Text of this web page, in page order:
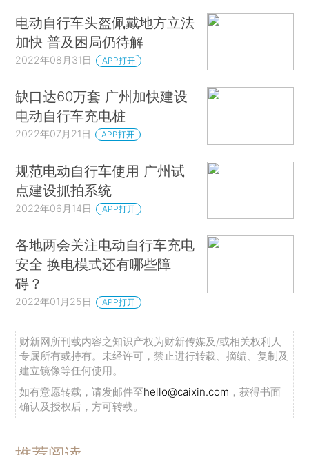
电动自行车头盔佩戴地方立法
加快 普及困局仍待解
2022年08月31日 APP打开
缺口达60万套 广州加快建设
电动自行车充电桩
2022年07月21日 APP打开
规范电动自行车使用 广州试
点建设抓拍系统
2022年06月14日 APP打开
各地两会关注电动自行车充电
安全 换电模式还有哪些障
碍？
2022年01月25日 APP打开
财新网所刊载内容之知识产权为财新传媒及/或相关权利人
专属所有或持有。未经许可，禁止进行转载、摘编、复制及
建立镜像等任何使用。
如有意愿转载，请发邮件至hello@caixin.com ，获得书面
确认及授权后，方可转载。